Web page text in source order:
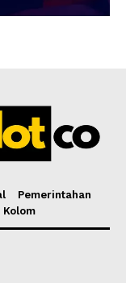
Pemerintahan
Kolom